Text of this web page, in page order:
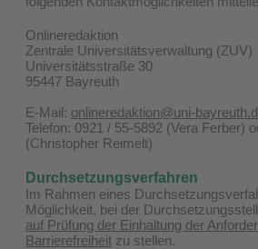
Onlineredaktion
Zentrale Universitätsverwaltung (ZUV)
Universitätsstraße 30
95447 Bayreuth
E-Mail: onlineredaktion@uni-
Telefon: 0921 / 55-5892 (Vera Ferber)
(Christopher Reimelt)
Durchsetzungsverfahren
Im Rahmen eines
Möglichkeit, bei der
auf Prüfung der Einhaltung der
Barrierefreiheit zu stellen.